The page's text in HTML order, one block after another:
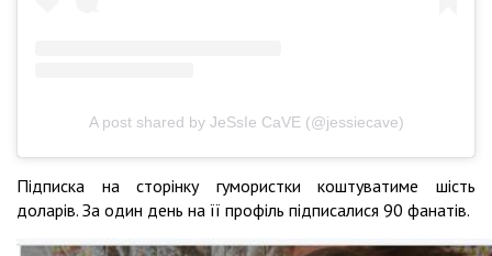
A post shared by JeSsIe CaVE (@jessiecave)
Підписка на сторінку гумористки коштуватиме шість
доларів. За один день на її профіль підписалися 90 фанатів.